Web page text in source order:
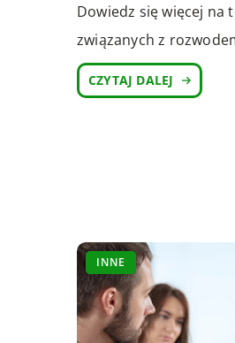
Dowiedz się więcej na
związanych z
CZYTAJ DALEJ
INNE